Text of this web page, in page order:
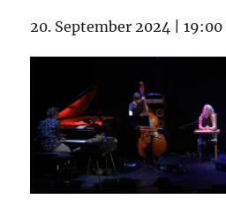
20. September 2024 | 19:00